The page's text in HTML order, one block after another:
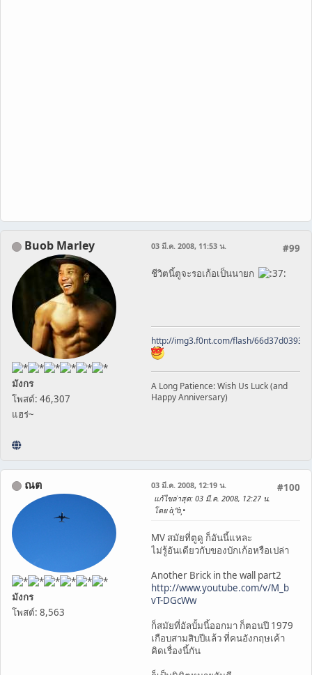
Buob Marley
มังกร
โพสต์: 46,307
แฮร่~
#99
03 มี.ค. 2008, 11:53 น.
ชีวิตนี้ตูจะรอเก้อเป็นนายก
http://img3.f0nt.com/flash/
A Long Patience: Wish Us Luck (and
Happy Anniversary)
ณต
มังกร
โพสต์: 8,563
#100
03 มี.ค. 2008, 12:19 น.
แก้ไขล่าสุด: 03 มี.ค. 2008, 12:27 น.
โดย à¸“à¸•
MV สมัยที่ตูดู ก็อันนี้แหละ
ไม่รู้อันเดียวกับของบักเก้อหรือเปล่า
Another Brick in the wall part2
http://www.youtube.com/v/M_b
vT-DGcWw
ก็สมัยที่อัลบั้มนี้ออกมา ก็ตอนปี 1979
เกือบสามสิบปีแล้ว ที่คนอังกฤษเค้า
คิดเรื่องนี้กัน